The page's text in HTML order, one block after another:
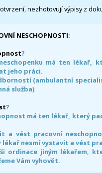
nezhotovují výpisy z
NESCHOPNOSTI:
?
má ten lékař,
jeho práci.
(ambulantní
služba)
?
má ten lékař, který
a vést pracovní
nesmí vystavit a vést
ordinace jiným lékařem,
Vám vyhovět.